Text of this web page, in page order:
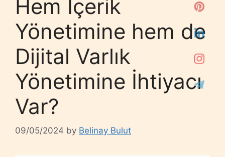
Hem İçerik
Yönetimine hem de
Dijital Varlık
Yönetimine İhtiyacı
Var?
09/05/2024 by Belinay Bulut